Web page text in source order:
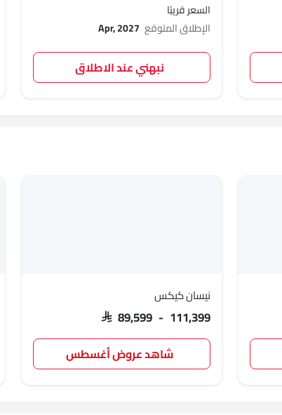
السعر قريبًا
الإطلاق المتوقع Apr, 2027
نبهني عند الاطلاق
نيسان كيكس
SAR 89,599 - 111,399
شاهد عروض أغسطس